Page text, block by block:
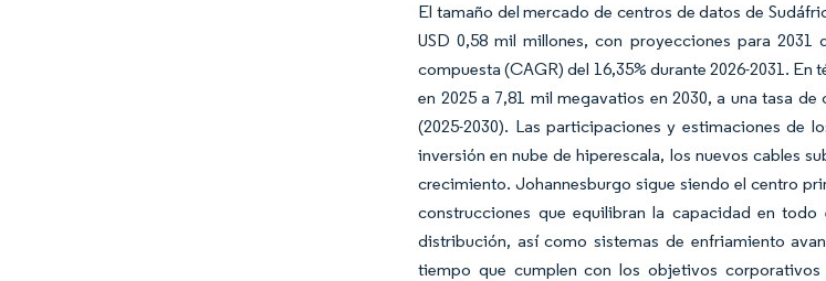
El tamaño del mercado de centros de datos de
USD 0,58 mil millones, con proyecciones para
compuesta (CAGR) del 16,35% durante 2026-2031.
en 2025 a 7,81 mil megavatios en 2030, a una tasa
(2025-2030). Las participaciones y estimaciones de
inversión en nube de hiperescala, los nuevos cables
crecimiento. Johannesburgo sigue siendo el centro
construcciones que equilibran la capacidad en
distribución, así como sistemas de enfriamiento
tiempo que cumplen con los objetivos